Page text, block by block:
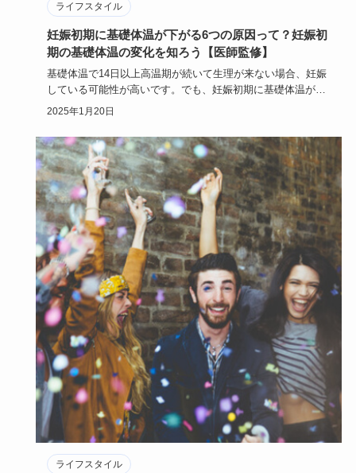
ライフスタイル
妊娠初期に基礎体温が下がる6つの原因って？妊娠初
期の基礎体温の変化を知ろう【医師監修】
基礎体温で14日以上高温期が続いて生理が来ない場合、妊娠
している可能性が高いです。でも、妊娠初期に基礎体温が下
がることがあ…
2025年1月20日
ライフスタイル